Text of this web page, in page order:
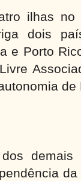
ilhas
dois
e Porto